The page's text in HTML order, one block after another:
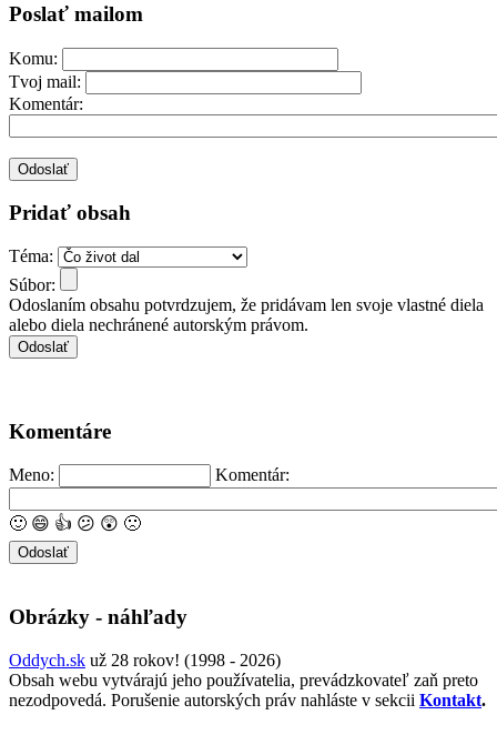
Poslať mailom
Komu:
Tvoj mail:
Komentár:
Pridať obsah
Téma:
Súbor:
Odoslaním obsahu potvrdzujem, že pridávam len svoje vlastné diela
alebo diela nechránené autorským právom.
Komentáre
Meno: Komentár:
🙂 😄 👍 😕 😲 🙁
Obrázky - náhľady
Oddych.sk už 28 rokov! (1998 - 2026)
Obsah webu vytvárajú jeho používatelia, prevádzkovateľ zaň preto
nezodpovedá. Porušenie autorských práv nahláste v sekcii Kontakt.